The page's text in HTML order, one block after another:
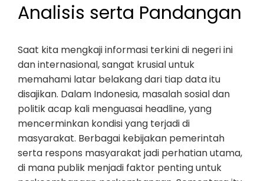
Analisis serta Pandangan
Saat kita mengkaji informasi terkini di negeri ini
dan internasional, sangat krusial untuk
memahami latar belakang dari tiap data itu
disajikan. Dalam Indonesia, masalah sosial dan
politik acap kali menguasai headline, yang
mencerminkan kondisi yang terjadi di
masyarakat. Berbagai kebijakan pemerintah
serta respons masyarakat jadi perhatian utama,
di mana publik menjadi faktor penting untuk